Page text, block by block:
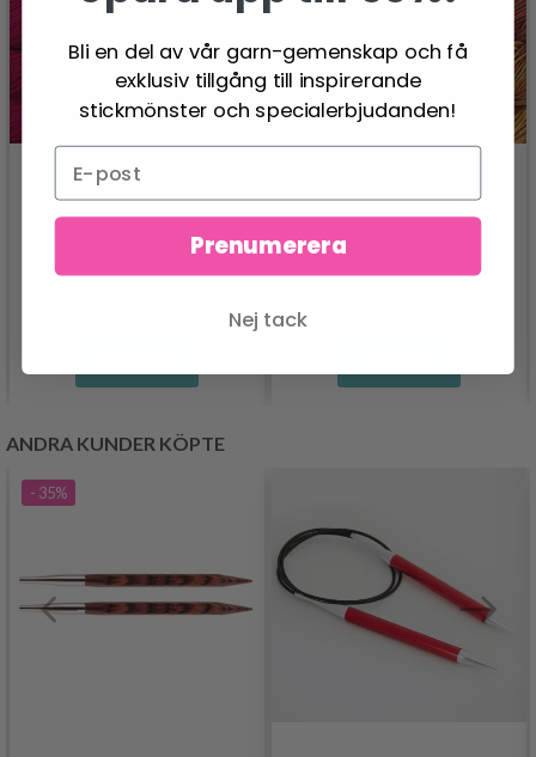
MALABRIGO
138.00 SEK
MALABRIGO SEIS
166.00 SEK
ANDRA KUNDER KÖPTE
- 35%
Bli en del av vår garn-gemenskap och få
exklusiv tillgång till inspirerande
stickmönster och specialerbjudanden!
Prenumerera
Nej tack